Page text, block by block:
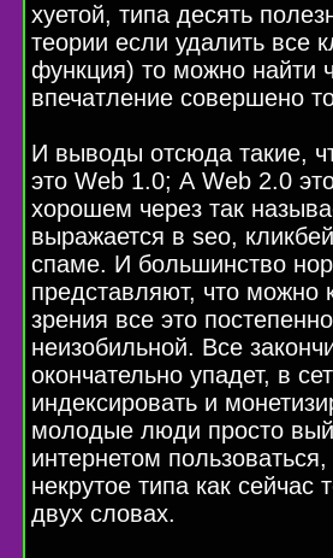
хуетой, типа десять
теории если удалить все
функция) то можно найти
впечатление совершено
И выводы отсюда такие,
это Web 1.0; А Web 2.0
хорошем через так
выражается в seo,
спаме. И большинство
представляют, что можно
зрения все это
неизобильной. Все
окончательно упадет, в
индексировать и
молодые люди просто
интернетом
некрутое типа как сейчас
двух словах.